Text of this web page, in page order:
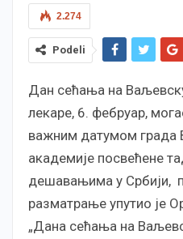
2.274
Podeli
Дан сећања на
лекаре, 6. фебруар,
важним датумом града
академије посвећене
дешавањима у Србији,
разматрање упутио је
„Дана сећања на